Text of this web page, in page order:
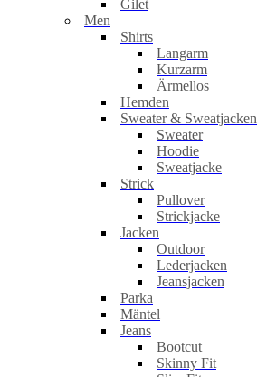
Gilet
Men
Shirts
Langarm
Kurzarm
Ärmellos
Hemden
Sweater & Sweatjacken
Sweater
Hoodie
Sweatjacke
Strick
Pullover
Strickjacke
Jacken
Outdoor
Lederjacken
Jeansjacken
Parka
Mäntel
Jeans
Bootcut
Skinny Fit